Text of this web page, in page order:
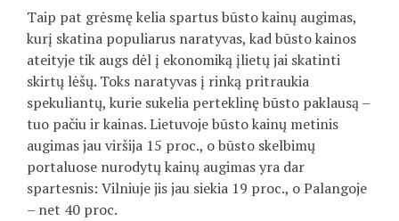
Taip pat grėsmę kelia spartus būsto kainų augimas,
kurį skatina populiarus naratyvas, kad būsto kainos
ateityje tik augs dėl į ekonomiką įlietų jai skatinti
skirtų lėšų. Toks naratyvas į rinką pritraukia
spekuliantų, kurie sukelia perteklinę būsto paklausą –
tuo pačiu ir kainas. Lietuvoje būsto kainų metinis
augimas jau viršija 15 proc., o būsto skelbimų
portaluose nurodytų kainų augimas yra dar
spartesnis: Vilniuje jis jau siekia 19 proc., o Palangoje
– net 40 proc.